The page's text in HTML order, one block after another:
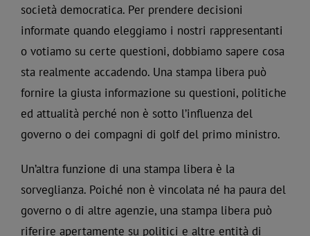
società democratica. Per prendere decisioni
informate quando eleggiamo i nostri rappresentanti
o votiamo su certe questioni, dobbiamo sapere cosa
sta realmente accadendo. Una stampa libera può
fornire la giusta informazione su questioni, politiche
ed attualità perché non è sotto l’influenza del
governo o dei compagni di golf del primo ministro.
Un’altra funzione di una stampa libera è la
sorveglianza. Poiché non è vincolata né ha paura del
governo o di altre agenzie, una stampa libera può
riferire apertamente su politici e altre entità di